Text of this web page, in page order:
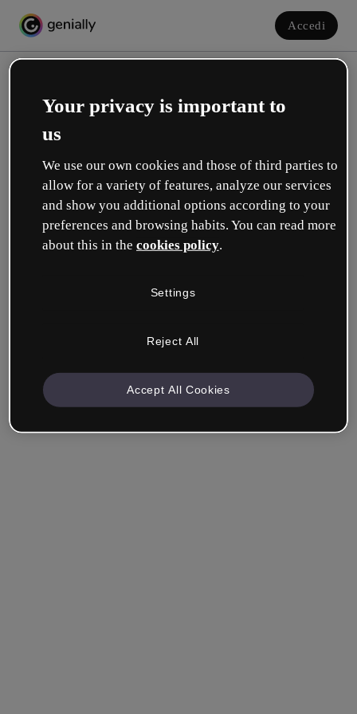
Accedi
Crea il tuo account gratuito!
Quale opzione ti descrive meglio?
Azienda e Professionisti
un altro settore.
Your privacy is important to
us
We use our own cookies and those of third parties to
allow for a variety of features, analyze our services
and show you additional options according to your
preferences and browsing habits. You can read more
about this in the cookies policy.
Settings
Reject All
Accept All Cookies